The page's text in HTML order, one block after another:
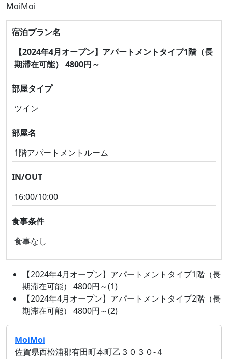
MoiMoi
宿泊プラン名
【2024年4月オープン】アパートメントタイプ1階（長
期滞在可能） 4800円～
部屋タイプ
ツイン
部屋名
1階アパートメントルーム
IN/OUT
16:00/10:00
食事条件
食事なし
【2024年4月オープン】アパートメントタイプ1階（長
期滞在可能） 4800円～(1)
【2024年4月オープン】アパートメントタイプ2階（長
期滞在可能） 4800円～(2)
MoiMoi
佐賀県西松浦郡有田町本町乙３０３０‐４